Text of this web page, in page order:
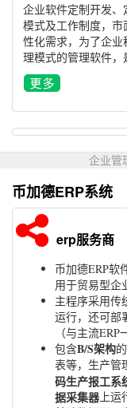
企业软件定制开发
模式及工作制度，
性化需求，为了企
理模式的管理软件
企业管
币加德ERP系统
erp服务商
币加德ERP软
用于贸易型企
主程序采用传
运行，还可部
（与主流ERP
包含B/S架构
表等，生产管
码生产报工系
据采集器上运